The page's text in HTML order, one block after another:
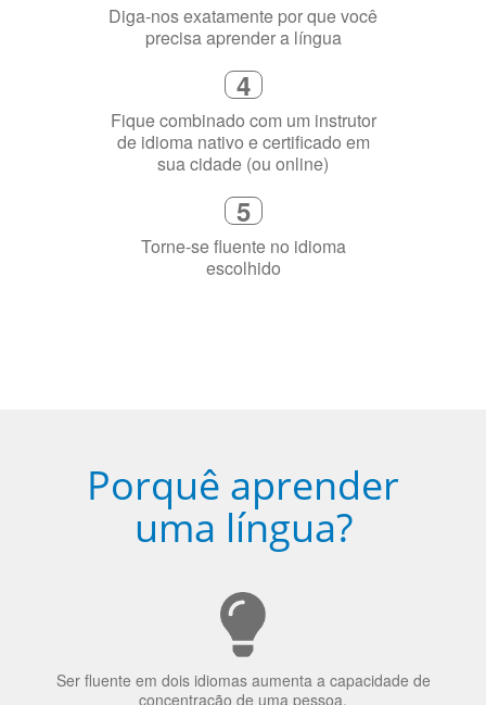
Diga-nos exatamente por que você
precisa aprender a língua
4
Fique combinado com um instrutor
de idioma nativo e certificado em
sua cidade (ou online)
5
Torne-se fluente no idioma
escolhido
Porquê aprender
uma língua?
Ser fluente em dois idiomas aumenta a capacidade de
concentração de uma pessoa.